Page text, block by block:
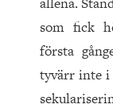
som fick
första
tyvärr inte i